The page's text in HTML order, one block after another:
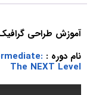
آموزش طراحی
نام دوره :
The NEXT Level